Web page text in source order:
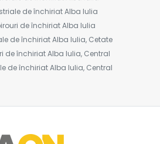
de închiriat Alba Iulia
de închiriat Alba Iulia
de închiriat Alba Iulia, Cetate
de închiriat Alba Iulia, Central
de închiriat Alba Iulia, Central